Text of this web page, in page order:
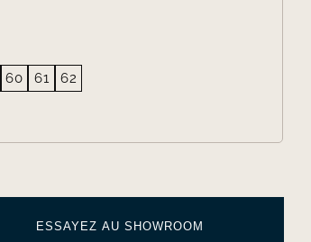
60 61 62
ESSAYEZ AU SHOWROOM